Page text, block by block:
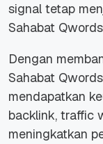
signal tetap
Sahabat
Dengan
Sahabat
mendapatkan
backlink, traffic
meningkatkan